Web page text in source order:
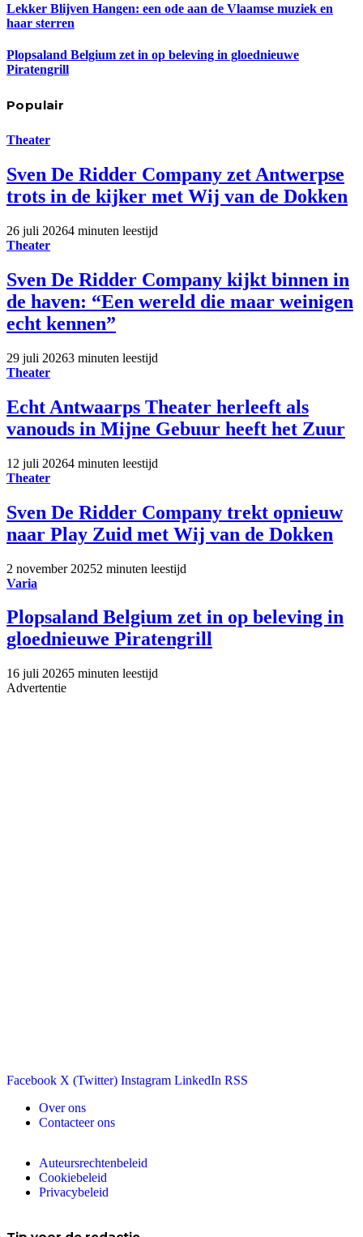
Lekker Blijven Hangen: een ode aan de Vlaamse muziek en
haar sterren
Plopsaland Belgium zet in op beleving in gloednieuwe
Piratengrill
Populair
Theater
Sven De Ridder Company zet Antwerpse
trots in de kijker met Wij van de Dokken
26 juli 20264 minuten leestijd
Theater
Sven De Ridder Company kijkt binnen in
de haven: “Een wereld die maar weinigen
echt kennen”
29 juli 20263 minuten leestijd
Theater
Echt Antwaarps Theater herleeft als
vanouds in Mijne Gebuur heeft het Zuur
12 juli 20264 minuten leestijd
Theater
Sven De Ridder Company trekt opnieuw
naar Play Zuid met Wij van de Dokken
2 november 20252 minuten leestijd
Varia
Plopsaland Belgium zet in op beleving in
gloednieuwe Piratengrill
16 juli 20265 minuten leestijd
Advertentie
Facebook X (Twitter) Instagram LinkedIn RSS
Over ons
Contacteer ons
Auteursrechtenbeleid
Cookiebeleid
Privacybeleid